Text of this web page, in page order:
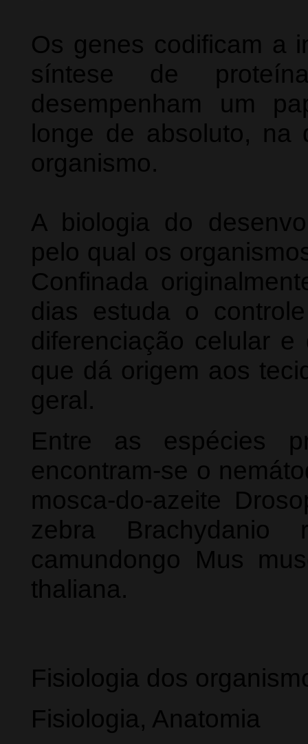
Os genes codificam a
síntese de
desempenham um
longe de absoluto, na
organismo.
A biologia do
pelo qual os
Confinada
dias estuda o
diferenciação celular
que dá origem aos
geral.
Entre as espécies
encontram-se o
mosca-do-azeite
zebra
camundongo Mus
thaliana.
Fisiologia dos
Fisiologia, Anatomia